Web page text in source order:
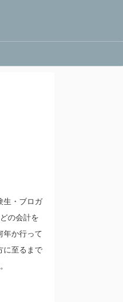
生・ブロガ
の会計を
年か行って
に至るまで